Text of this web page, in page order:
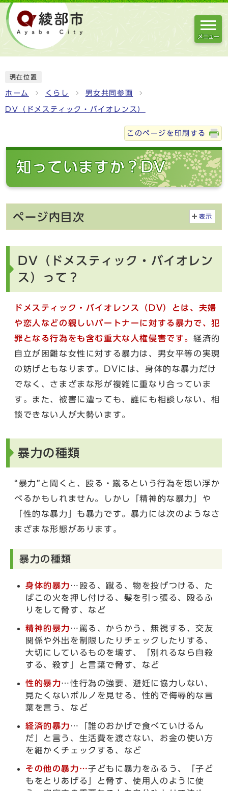
メニュー
現在位置
ホーム くらし 男女共同参画
DV（ドメスティック・バイオレンス）
このページを印刷する
知っていますか？DV
ページ内目次 表示
DV（ドメスティック・バイオレン
ス）って？
ドメスティック・バイオレンス（DV）とは、夫婦
や恋人などの親しいパートナーに対する暴力で、犯
罪となる行為をも含む重大な人権侵害です。 経済的
自立が困難な女性に対する暴力は、男女平等の実現
の妨げともなります。DVには、身体的な暴力だけ
でなく、さまざまな形が複雑に重なり合っていま
す。また、被害に遭っても、誰にも相談しない、相
談できない人が大勢います。
暴力の種類
“暴力”と聞くと、殴る・蹴るという行為を思い浮か
べるかもしれません。しかし「精神的な暴力」や
「性的な暴力」も暴力です。暴力には次のようなさ
まざまな形態があります。
暴力の種類
身体的暴力…殴る、蹴る、物を投げつける、た
ばこの火を押し付ける、髪を引っ張る、殴るふ
りをして脅す、など
精神的暴力…罵る、からかう、無視する、交友
関係や外出を制限したりチェックしたりする、
大切にしているものを壊す、「別れるなら自殺
する、殺す」と言葉で脅す、など
性的暴力…性行為の強要、避妊に協力しない、
見たくないポルノを見せる、性的で侮辱的な言
葉を言う、など
経済的暴力…「誰のおかげで食べていけるん
だ」と言う、生活費を渡さない、お金の使い方
を細かくチェックする、など
その他の暴力…子どもに暴力をふるう、「子ど
もをとりあげる」と脅す、使用人のように使